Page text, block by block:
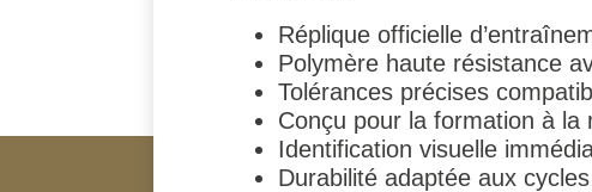
Réplique officielle
Polymère haute résistance
Tolérances précises
Conçu pour la formation à
Identification visuelle
Durabilité adaptée aux